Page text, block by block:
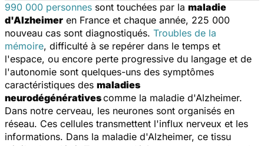
990 000 personnes sont touchées par la maladie
d'Alzheimer en France et chaque année, 225 000
nouveau cas sont diagnostiqués. Troubles de la
mémoire, difficulté à se repérer dans le temps et
l'espace, ou encore perte progressive du langage et de
l'autonomie sont quelques-uns des symptômes
caractéristiques des maladies
neurodégénérativescomme la maladie d'Alzheimer.
Dans notre cerveau, les neurones sont organisés en
réseau. Ces cellules transmettent l'influx nerveux et les
informations. Dans la maladie d'Alzheimer, ce tissu